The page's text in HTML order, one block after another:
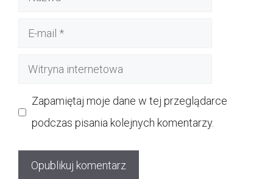
Witryna
Zapamiętaj moje dane w tej przeglądarce
podczas pisania kolejnych komentarzy.